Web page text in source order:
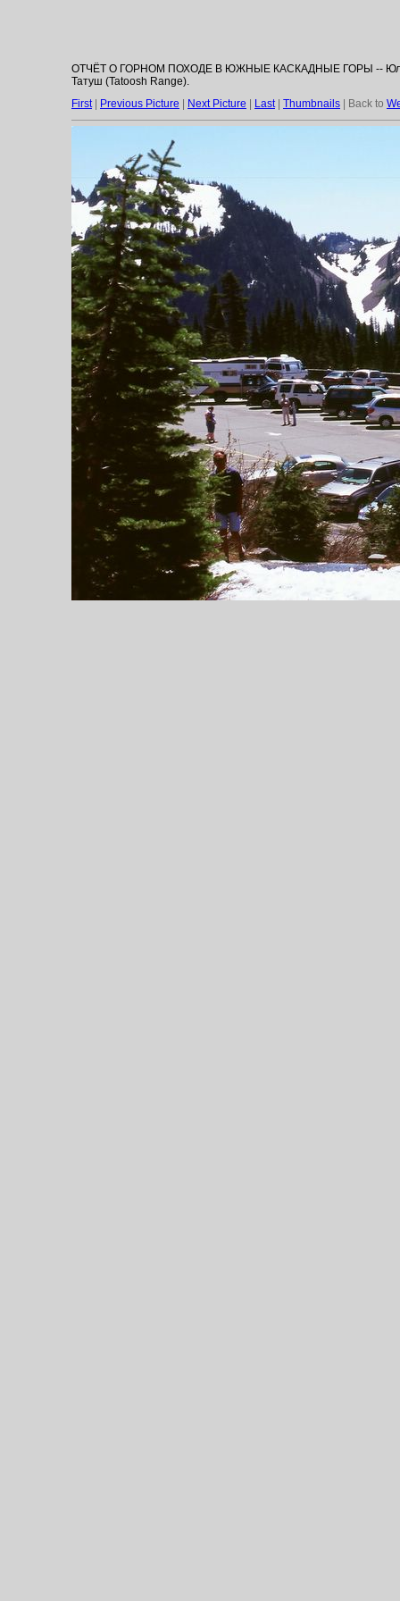
ОТЧЁТ О ГОРНОМ ПОХОДЕ В ЮЖНЫЕ КАСКАДНЫЕ ГОРЫ -- Юлик
Татуш (Tatoosh Range).
First| Previous Picture Next Picture Last| Thumbnails | Back to